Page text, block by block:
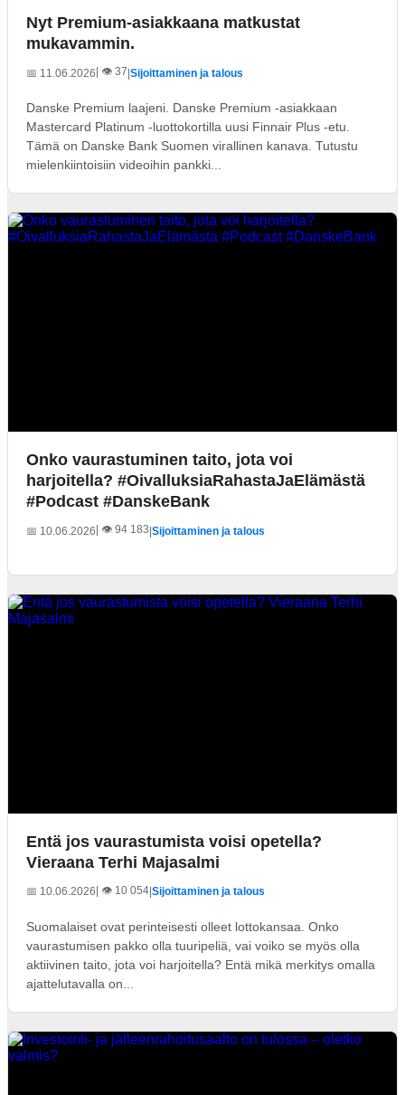
Nyt Premium-asiakkaana matkustat
mukavammin.
📅 11.06.2026 | 👁️ 37|Sijoittaminen ja talous
Danske Premium laajeni. Danske Premium -asiakkaan
Mastercard Platinum -luottokortilla uusi Finnair Plus -etu.
Tämä on Danske Bank Suomen virallinen kanava. Tutustu
mielenkiintoisiin videoihin pankki...
Onko vaurastuminen taito, jota voi
harjoitella? #OivalluksiaRahastaJaElämästä
#Podcast #DanskeBank
📅 10.06.2026 | 👁️ 94 183|Sijoittaminen ja talous
Entä jos vaurastumista voisi opetella?
Vieraana Terhi Majasalmi
📅 10.06.2026| 👁️ 10 054 Sijoittaminen ja talous
Suomalaiset ovat perinteisesti olleet lottokansaa. Onko
vaurastumisen pakko olla tuuripeliä, vai voiko se myös olla
aktiivinen taito, jota voi harjoitella? Entä mikä merkitys omalla
ajattelutavalla on...